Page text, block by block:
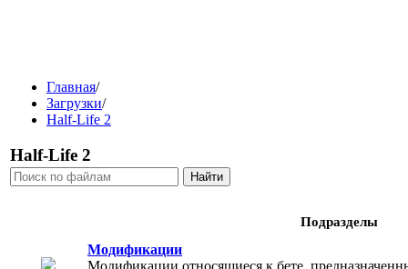
Главная/
Загрузки/
Half-Life 2
Half-Life 2
Подразделы
Модификации